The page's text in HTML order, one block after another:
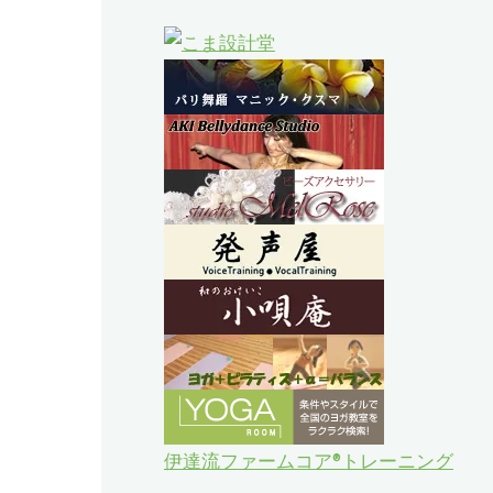
伊達流ファームコア®トレーニング